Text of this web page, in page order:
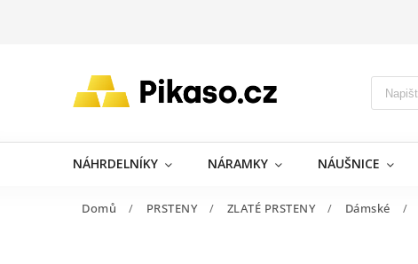
NÁHRDELNÍKY NÁRAMKY NÁUŠNICE
Domů / PRSTENY / ZLATÉ PRSTENY / Dámské /